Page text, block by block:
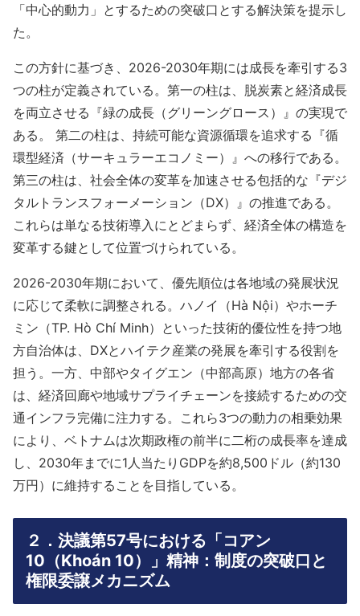
「中心的動力」とするための突破口とする解決策を提示し
た。
この方針に基づき、2026-2030年期には成長を牽引する3
つの柱が定義されている。第一の柱は、脱炭素と経済成長
を両立させる『緑の成長（グリーングロース）』の実現で
ある。 第二の柱は、持続可能な資源循環を追求する『循
環型経済（サーキュラーエコノミー）』への移行である。
第三の柱は、社会全体の変革を加速させる包括的な『デジ
タルトランスフォーメーション（DX）』の推進である。
これらは単なる技術導入にとどまらず、経済全体の構造を
変革する鍵として位置づけられている。
2026-2030年期において、優先順位は各地域の発展状況
に応じて柔軟に調整される。ハノイ（Hà Nội）やホーチ
ミン（TP. Hò Chí Minh）といった技術的優位性を持つ地
方自治体は、DXとハイテク産業の発展を牽引する役割を
担う。一方、中部やタイグエン（中部高原）地方の各省
は、経済回廊や地域サプライチェーンを接続するための交
通インフラ完備に注力する。これら3つの動力の相乗効果
により、ベトナムは次期政権の前半に二桁の成長率を達成
し、2030年までに1人当たりGDPを約8,500ドル（約130
万円）に維持することを目指している。
２． 決議第57号における「コアン
10（Khoán 10）」精神：制度の突破口と
権限委譲メカニズム